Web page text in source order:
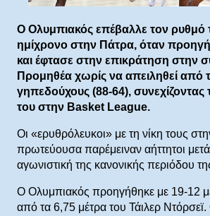
Ο Ολυμπιακός επέβαλλε τον
ημίχρονο στην Πάτρα, όταν
και έφτασε στην επικράτηση στην
Προμηθέα χωρίς να απειληθεί από
γηπεδούχους (88-64),
του στην Basket League.
Οι «ερυθρόλευκοι» με τη νίκη τους
πρωτεύουσα παρέμειναν αήττητοι
αγωνιστική της κανονικής περιόδου
Ο Ολυμπιακός προηγήθηκε με 19-12
από τα 6,75 μέτρα του Τάιλερ